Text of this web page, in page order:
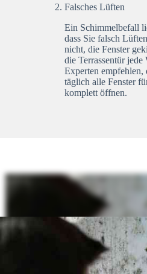
Falsches Lüften
Ein Schimmelbefall
dass Sie falsch
nicht, die Fenster
die Terrassentür
Experten empfehlen,
täglich alle Fenster
komplett öffnen.